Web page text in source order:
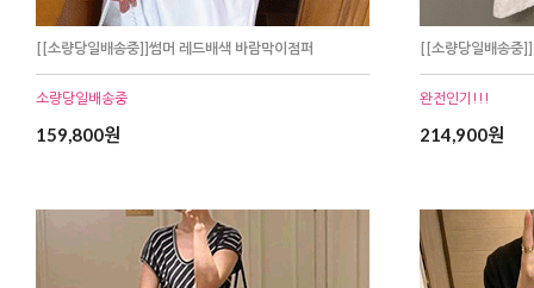
[[소량당일배송중]]썸머 레드배색 바람막이점퍼
소량당일배송중
159,800원
[[소량당일배송중
완전인기!!!
214,900원